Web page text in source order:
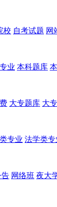
校 自考试题 网
业 本科题库
大专题库 大
专业 法学类专
告 网络班 夜大